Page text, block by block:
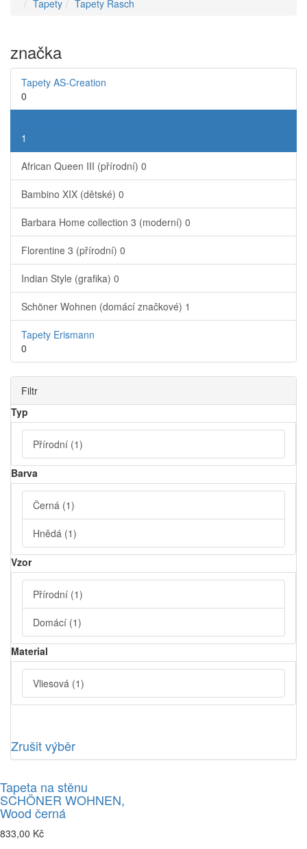
Tapety Tapety Rasch
značka
Tapety AS-Creation
0
1
African Queen III (přírodní) 0
Bambino XIX (dětské) 0
Barbara Home collection 3 (moderní) 0
Florentine 3 (přírodní) 0
Indian Style (grafika) 0
Schöner Wohnen (domácí značkové) 1
Tapety Erismann
0
Filtr
Typ
Přírodní (1)
Barva
Černá (1)
Hnědá (1)
Vzor
Přírodní (1)
Domácí (1)
Material
Vliesová (1)
Zrušit výběr
Tapeta na stěnu
SCHÖNER WOHNEN,
Wood černá
833,00 Kč